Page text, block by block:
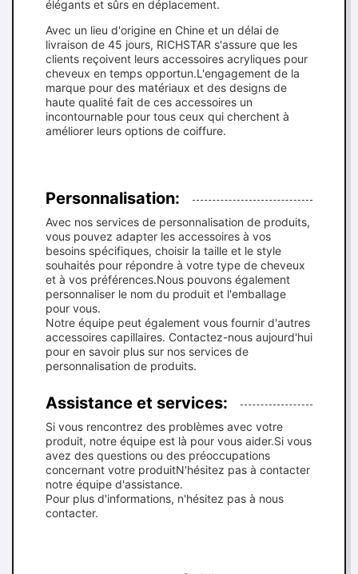
élégants et sûrs en déplacement.
Avec un lieu d'origine en Chine et un délai de
livraison de 45 jours, RICHSTAR s'assure que les
clients reçoivent leurs accessoires acryliques pour
cheveux en temps opportun.L'engagement de la
marque pour des matériaux et des designs de
haute qualité fait de ces accessoires un
incontournable pour tous ceux qui cherchent à
améliorer leurs options de coiffure.
Personnalisation:
Avec nos services de personnalisation de produits,
vous pouvez adapter les accessoires à vos
besoins spécifiques, choisir la taille et le style
souhaités pour répondre à votre type de cheveux
et à vos préférences.Nous pouvons également
personnaliser le nom du produit et l'emballage
pour vous.
Notre équipe peut également vous fournir d'autres
accessoires capillaires. Contactez-nous aujourd'hui
pour en savoir plus sur nos services de
personnalisation de produits.
Assistance et services:
Si vous rencontrez des problèmes avec votre
produit, notre équipe est là pour vous aider.Si vous
avez des questions ou des préoccupations
concernant votre produitN'hésitez pas à contacter
notre équipe d'assistance.
Pour plus d'informations, n'hésitez pas à nous
contacter.